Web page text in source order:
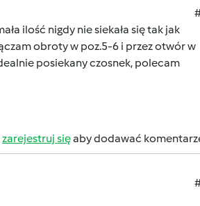
ilość nigdy nie siekała się tak jak
obroty w poz.5-6 i przez otwór w
posiekany czosnek, polecam
zarejestruj sięaby dodawać